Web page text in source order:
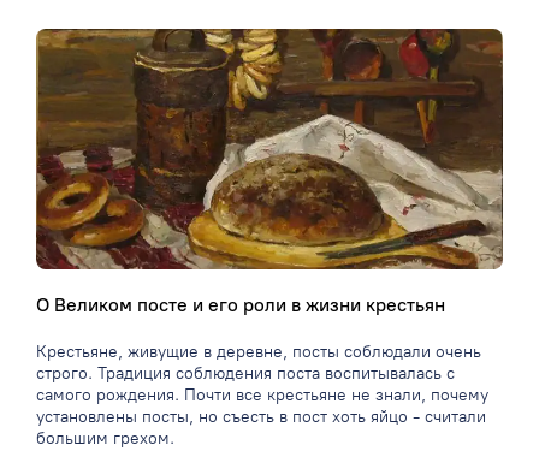
О Великом посте и его роли в жизни крестьян
Крестьяне, живущие в деревне, посты соблюдали очень
строго. Традиция соблюдения поста воспитывалась с
самого рождения. Почти все крестьяне не знали, почему
установлены посты, но съесть в пост хоть яйцо - считали
большим грехом.